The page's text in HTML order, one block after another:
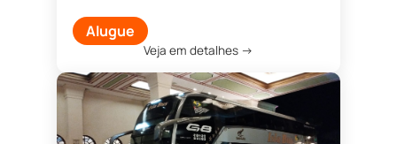
Alugue
Veja em detalhes →